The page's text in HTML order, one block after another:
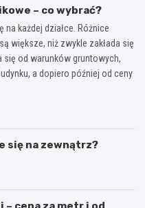
– co wybrać?
na każdej działce. Różnice
większe, niż zwykle zakłada się
się od warunków gruntowych,
a dopiero później od ceny
się na zewnątrz?